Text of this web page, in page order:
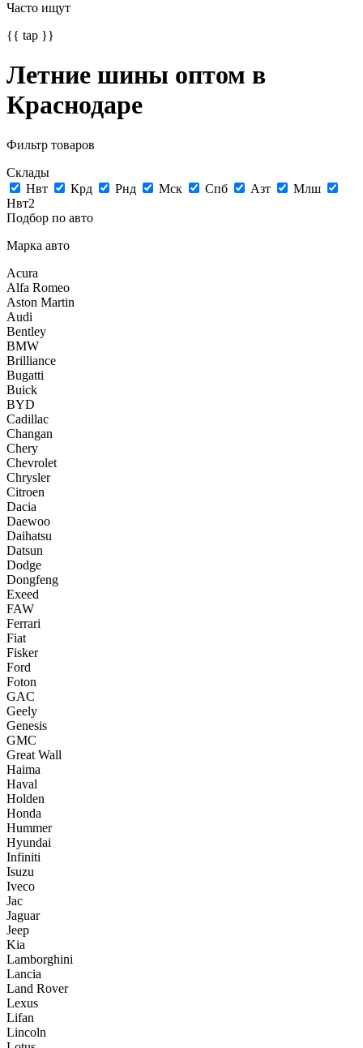
Часто ищут
{{ tap }}
Летние шины оптом в
Краснодаре
Фильтр товаров
Склады
Нвт
Крд Рнд Мск Спб Азт
Млш
Нвт2
Подбор по авто
Марка авто
Acura
Alfa Romeo
Aston Martin
Audi
Bentley
BMW
Brilliance
Bugatti
Buick
BYD
Cadillac
Changan
Chery
Chevrolet
Chrysler
Citroen
Dacia
Daewoo
Daihatsu
Datsun
Dodge
Dongfeng
Exeed
FAW
Ferrari
Fiat
Fisker
Ford
Foton
GAC
Geely
Genesis
GMC
Great Wall
Haima
Haval
Holden
Honda
Hummer
Hyundai
Infiniti
Isuzu
Iveco
Jac
Jaguar
Jeep
Kia
Lamborghini
Lancia
Land Rover
Lexus
Lifan
Lincoln